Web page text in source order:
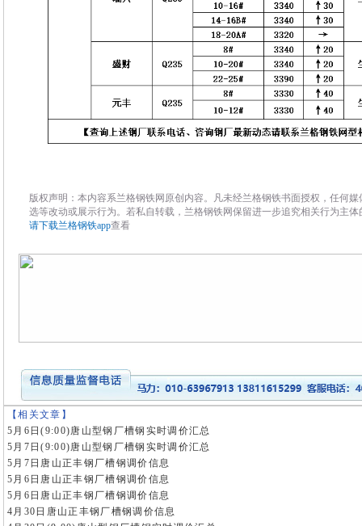
版权声明：本内容系兰格钢铁网原创内容。凡未经兰格钢铁书面授权，任何
选等改动或展示行为。若私自转载，兰格钢铁网保留进一步追究相关行为主
请下载兰格钢铁app查看
【相关文章】
5月6日(9:00)唐山型钢厂槽钢实时调价汇总
5月7日(9:00)唐山型钢厂槽钢实时调价汇总
5月7日唐山正丰钢厂槽钢调价信息
5月6日唐山正丰钢厂槽钢调价信息
5月6日唐山正丰钢厂槽钢调价信息
4月30日唐山正丰钢厂槽钢调价信息